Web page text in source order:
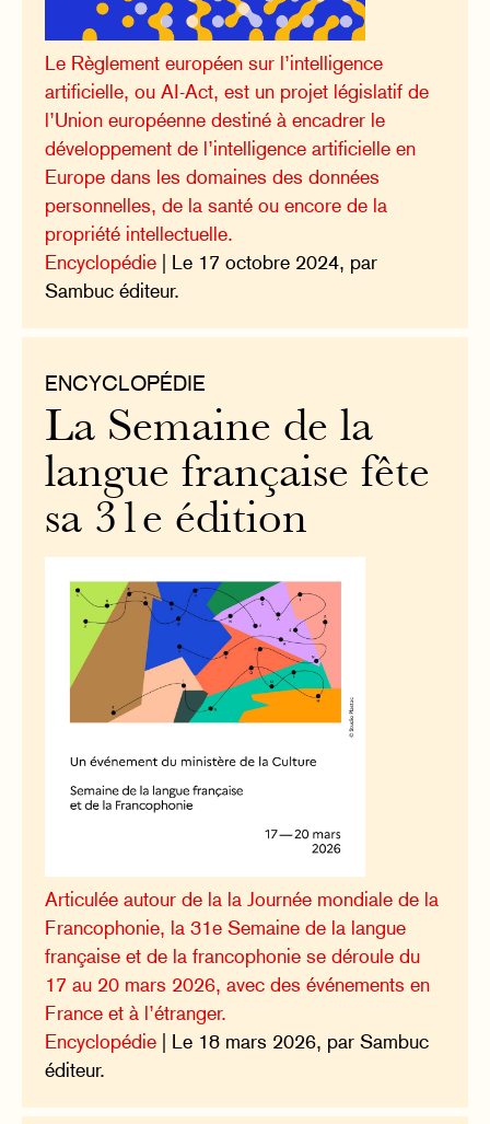
Le Règlement européen sur l’intelligence
artificielle, ou AI-Act, est un projet législatif de
l’Union européenne destiné à encadrer le
développement de l’intelligence artificielle en
Europe dans les domaines des données
personnelles, de la santé ou encore de la
propriété intellectuelle.
Encyclopédie | Le 17 octobre 2024, par
Sambuc éditeur.
ENCYCLOPÉDIE
La Semaine de la
langue française fête
sa 31e édition
Articulée autour de la la Journée mondiale de la
Francophonie, la 31e Semaine de la langue
française et de la francophonie se déroule du
17 au 20 mars 2026, avec des événements en
France et à l’étranger.
Encyclopédie | Le 18 mars 2026, par Sambuc
éditeur.